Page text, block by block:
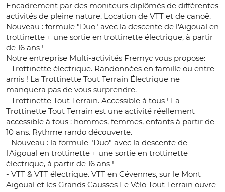
Encadrement par des moniteurs diplômés de différentes
activités de pleine nature. Location de VTT et de canoë.
Nouveau : formule "Duo" avec la descente de l'Aigoual en
trottinette + une sortie en trottinette électrique, à partir
de 16 ans !
Notre entreprise Multi-activités Fremyc vous propose:
- Trottinette électrique. Randonnées en famille ou entre
amis ! La Trottinette Tout Terrain Électrique ne
manquera pas de vous surprendre.
- Trottinette Tout Terrain. Accessible à tous ! La
Trottinette Tout Terrain est une activité réellement
accessible à tous : hommes, femmes, enfants à partir de
10 ans. Rythme rando découverte.
- Nouveau : la formule "Duo" avec la descente de
l'Aigoual en trottinette + une sortie en trottinette
électrique, à partir de 16 ans !
- VTT & VTT électrique. VTT en Cévennes, sur le Mont
Aigoual et les Grands Causses Le Vélo Tout Terrain ouvre